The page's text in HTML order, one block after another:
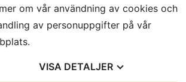
sjukdom
om vår användning av cookies och
av personuppgifter på vår
VISA DETALJER